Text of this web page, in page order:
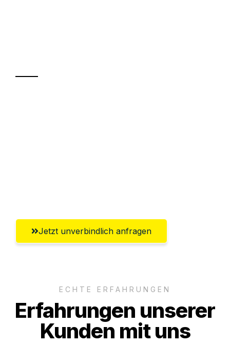
Jetzt unverbindlich anfragen
ECHTE ERFAHRUNGEN
Erfahrungen unserer
Kunden mit uns